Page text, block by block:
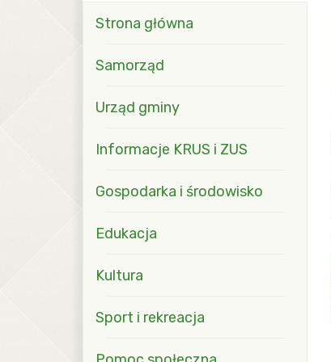
Strona główna
Samorząd
Urząd gminy
Informacje KRUS i ZUS
Gospodarka i środowisko
Edukacja
Kultura
Sport i rekreacja